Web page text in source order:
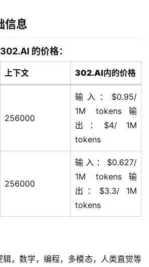
信息
的价格：
上下文 302.AI内的价格
256000
输入：$0.95/
1M tokens输
出：$4/ 1M
tokens
256000
输入：$0.627/
1M tokens输
出：$3.3/ 1M
tokens
，数学，编程，多模态，人类直觉等